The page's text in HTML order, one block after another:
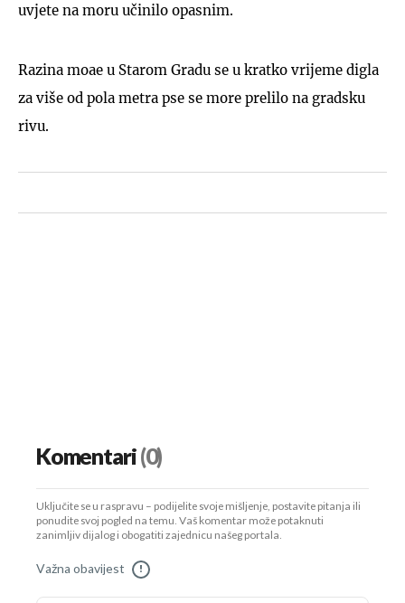
uvjete na moru učinilo opasnim.
Razina moae u Starom Gradu se u kratko vrijeme digla
za više od pola metra pse se more prelilo na gradsku
rivu.
Komentari(0)
Uključite se u raspravu – podijelite svoje mišljenje, postavite pitanja ili
ponudite svoj pogled na temu. Vaš komentar može potaknuti
zanimljiv dijalog i obogatiti zajednicu našeg portala.
Važna obavijest !